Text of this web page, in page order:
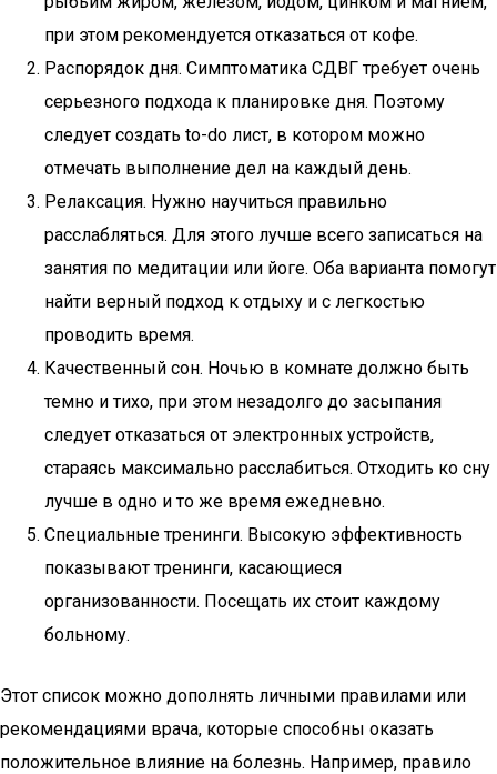
при этом рекомендуется отказаться от кофе.
Распорядок дня. Симптоматика СДВГ требует очень
серьезного подхода к планировке дня. Поэтому
следует создать to-do лист, в котором можно
отмечать выполнение дел на каждый день.
Релаксация. Нужно научиться правильно
расслабляться. Для этого лучше всего записаться на
занятия по медитации или йоге. Оба варианта помогут
найти верный подход к отдыху и с легкостью
проводить время.
Качественный сон. Ночью в комнате должно быть
темно и тихо, при этом незадолго до засыпания
следует отказаться от электронных устройств,
стараясь максимально расслабиться. Отходить ко сну
лучше в одно и то же время ежедневно.
Специальные тренинги. Высокую эффективность
показывают тренинги, касающиеся
организованности. Посещать их стоит каждому
больному.
Этот список можно дополнять личными правилами или
рекомендациями врача, которые способны оказать
положительное влияние на болезнь. Например, правило